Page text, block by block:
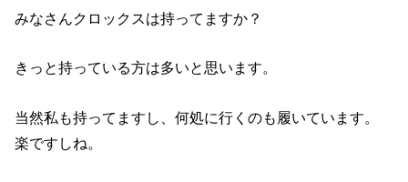
みなさんクロックスは持ってますか？
きっと持っている方は多いと思います。
当然私も持ってますし、何処に行くのも履いています。
楽ですしね。